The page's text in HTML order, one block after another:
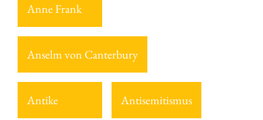
Anne Frank
Anselm von Canterbury
Antike Antisemitismus